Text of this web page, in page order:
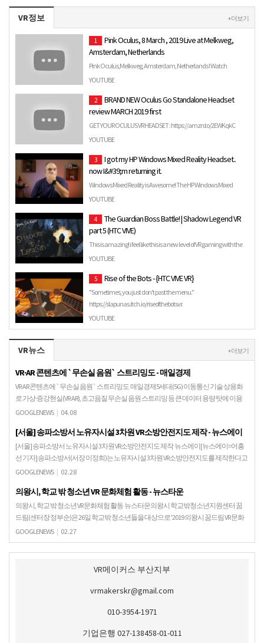
VR정보 + 더보기
1
Pink Oculus, 8 March , 2019 Live at Melkweg,
Amsterdam, Netherlands
Pink Oculus,Melkweg, Amsterdam, Netherlands ! Watch
Concert==D [[ https://concertlivelistband2019.blogspot.se/Pink-
YOUTUBE
2
BRAND NEW Oculus Go Standalone Headset
review MARCH 2019 first
GET YOUR OCULUS VR HEADSET : https://amzn.to/2EWKqkC
Personal Viewing: The littlest big screen. Crystal...
YOUTUBE
3
I got my HP Windows Mixed Reality Headset..
now I&#39;m returning it.
Windows Mixed Reality is Awesome! The HP Windows Mixed
Reality Headset.. not so much.. In this HP Windows Mixed Reality …
YOUTUBE
4
The Guardian Boss Battle! | Shadow Legend VR
part 5 (HTC VIVE)
This is amazing! i feel like this is a new level of VR gaming with the
ability to talk back to the NPC's with your voice…
YOUTUBE
5 Rise of the Bots - {HTC VIVE VR}
"Sometimes, you just don't past the menu."
https://slapunas.itch.io/riseofthebotsvr.
YOUTUBE
VR뉴스 + 더보기
VR·AR 콘텐츠에 `무손실 음원` 스트리밍도 - 매일경제
VR·AR 콘텐츠에 `무손실 음원` 스트리밍도 매일경제5세대(5G) 이동통신 기술 상용화
로 가상·증강현실(VR·AR), 초고음질 무손실 음원 스트리밍 등 큰 데이터 용량 탓에 이용
자에게 다가가기 어려웠던 콘텐츠가 …
GOOGLENEWS | 04.08
[서울] 송파소방서 노유자시설 3차원 VR소방안전지도 제작 - 뉴스에이
[서울] 송파소방서 노유자시설 3차원 VR소방안전지도 제작 뉴스에이[뉴스에이=어흥
선 기자] 송파소방서(서장 이정희)는 노유자시설 3차원 VR소방안전지도를 제작한다고
밝혔다. 현재 재난현장 출동시 소방관들이 사용하는…
GOOGLENEWS | 02.28
의왕시, 학교 밖 청소년 VR 문화체험 활동 - 뉴스타운
의왕시, 학교 밖 청소년 VR 문화체험 활동 뉴스타운의왕시 학교밖청소년지원센터 꿈
드림(센터장 정부순)은 26일 학교밖 청소년들을 대상으로 '2019 의왕시 꿈드림 VR 문화
체험 프로그램'을 진행했다.이번 프로그램은…
GOOGLENEWS | 02.27
VR메이커스 부산지부
vrmakerskr@gmail.com
010-3954-1971
기업은행 027-138458-01-011